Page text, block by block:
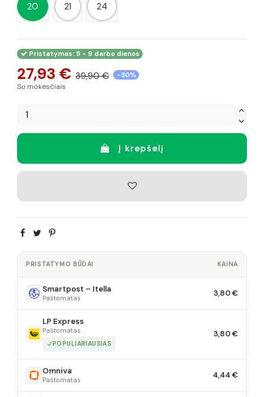
20 21 24
Pristatymas: 5 - 9 darbo dienos
27,93 € 39,90 € -30%
Su mokesčiais
Į krepšelį
PRISTATYMO BŪDAI KAINA
Smartpost – Itella
Paštomatas 3,80 €
LP Express
Paštomatas
POPULIARIAUSIAS
3,80 €
Omniva
Paštomatas 4,44 €